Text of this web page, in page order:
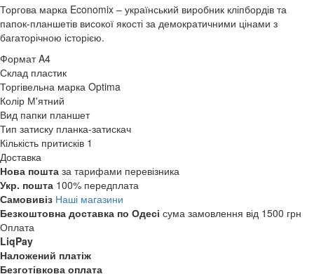
Торгова марка Economix – український виробник кліпбордів та
папок-планшетів високої якості за демократичними цінами з
багаторічною історією.
Формат A4
Склад пластик
Торгівельна марка Optima
Колір М'ятний
Вид папки планшет
Тип затиску планка-затискач
Кількість притисків 1
Доставка
Нова пошта за тарифами перевізника
Укр. пошта 100% передплата
Самовивіз Наші магазини
Безкоштовна доставка по Одесі сума замовлення від 1500 грн
Оплата
LiqPay
Наложений платіж
Безготівкова оплата